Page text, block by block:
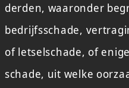
derden, waaronder
bedrijfsschade,
of letselschade, of
schade, uit welke